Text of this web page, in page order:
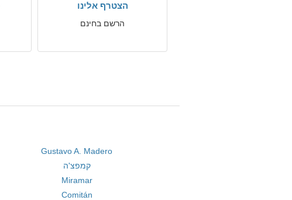
הצטרף אלינו
הרשם בחינם
Gustavo A. Madero
קמפצ'ה
Miramar
Comitán